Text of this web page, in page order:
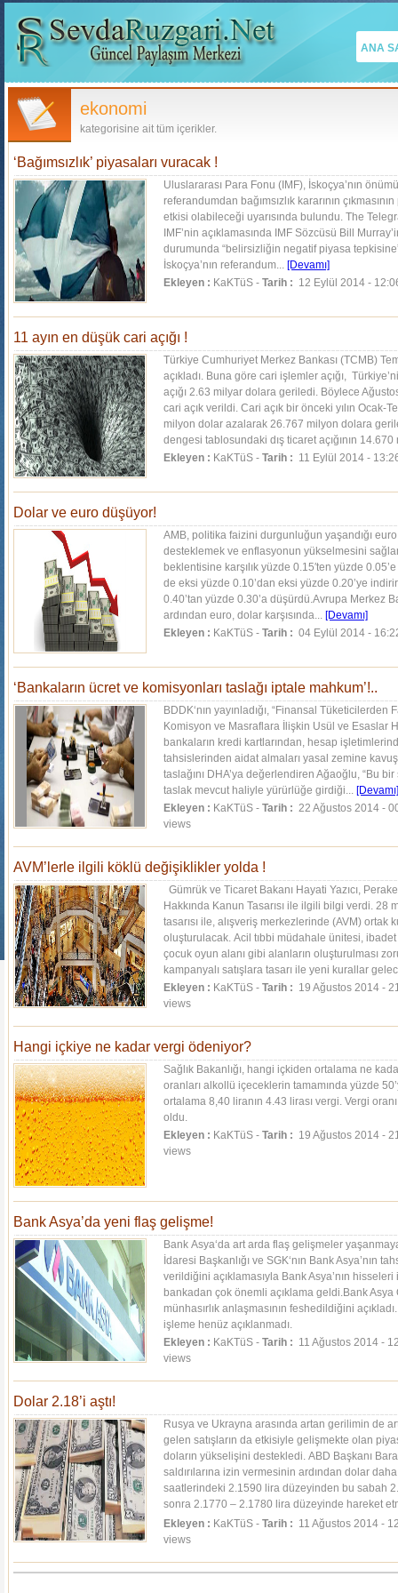
ANA
ekonomi
kategorisine ait tüm içerikler.
‘Bağımsızlık’ piyasaları vuracak !
Uluslararası Para Fonu (IMF), İskoçya’nın
referandumdan bağımsızlık kararının
etkisi olabileceği uyarısında bulundu. The
IMF’nin açıklamasında IMF Sözcüsü Bill
durumunda “belirsizliğin negatif piyasa
İskoçya’nın referandum... [Devamı]
Ekleyen : KaKTüS -Tarih : 12 Eylül 2014 -
11 ayın en düşük cari açığı !
Türkiye Cumhuriyet Merkez Bankası (TCMB)
açıkladı. Buna göre cari işlemler açığı,
açığı 2.63 milyar dolara geriledi. Böylece
cari açık verildi. Cari açık bir önceki yılın Ocak-
milyon dolar azalarak 26.767 milyon dolara
dengesi tablosundaki dış ticaret açığının
Ekleyen : KaKTüS -Tarih : 11 Eylül 2014 -
Dolar ve euro düşüyor!
AMB, politika faizini durgunluğun yaşandığı
desteklemek ve enflasyonun yükselmesini
beklentisine karşılık yüzde 0.15′ten yüzde
de eksi yüzde 0.10’dan eksi yüzde 0.20’ye
0.40’tan yüzde 0.30’a düşürdü.Avrupa Merkez
ardından euro, dolar karşısında... [Devamı]
Ekleyen : KaKTüS -Tarih : 04 Eylül 2014 -
‘Bankaların ücret ve komisyonları taslağı iptale mahkum’!..
BDDK‘nın yayınladığı, “Finansal Tüketicilerden
Komisyon ve Masraflara İlişkin Usül ve Esaslar
bankaların kredi kartlarından, hesap
tahsislerinden aidat almaları yasal zemine
taslağını DHA’ya değerlendiren Ağaoğlu, “Bu bir
taslak mevcut haliyle yürürlüğe girdiği...
Ekleyen : KaKTüS -Tarih : 22 Ağustos 2014 -
views
AVM’lerle ilgili köklü değişiklikler yolda !
Gümrük ve Ticaret Bakanı Hayati Yazıcı,
Hakkında Kanun Tasarısı ile ilgili bilgi verdi.
tasarısı ile, alışveriş merkezlerinde (AVM) ortak
oluşturulacak. Acil tıbbi müdahale ünitesi, ibadet
çocuk oyun alanı gibi alanların oluşturulması
kampanyalı satışlara tasarı ile yeni kurallar
Ekleyen : KaKTüS -Tarih : 19 Ağustos 2014 -
views
Hangi içkiye ne kadar vergi ödeniyor?
Sağlık Bakanlığı, hangi içkiden ortalama ne
oranları alkollü içeceklerin tamamında yüzde
ortalama 8,40 liranın 4.43 lirası vergi. Vergi
oldu.
Ekleyen : KaKTüS -Tarih : 19 Ağustos 2014 -
views
Bank Asya’da yeni flaş gelişme!
Bank Asya‘da art arda flaş gelişmeler
İdaresi Başkanlığı ve SGK‘nın Bank Asya’nın
verildiğini açıklamasıyla Bank Asya’nın hisseleri
bankadan çok önemli açıklama geldi.Bank
münhasırlık anlaşmasının feshedildiğini
işleme henüz açıklanmadı.
Ekleyen : KaKTüS -Tarih : 11 Ağustos 2014 -
views
Dolar 2.18’i aştı!
Rusya ve Ukrayna arasında artan gerilimin de
gelen satışların da etkisiyle gelişmekte olan
doların yükselişini destekledi. ABD Başkanı
saldırılarına izin vermesinin ardından dolar
saatlerindeki 2.1590 lira düzeyinden bu sabah
sonra 2.1770 – 2.1780 lira düzeyinde hareket
Dolardaki...[Devamı]
Ekleyen : KaKTüS -Tarih : 11 Ağustos 2014 -
views